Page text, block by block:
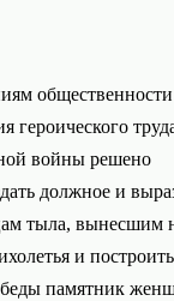
героического
войны решено
должное и
тыла, вынесшим
и
памятник